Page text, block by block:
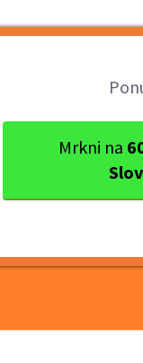
Mrkni na
Ok.